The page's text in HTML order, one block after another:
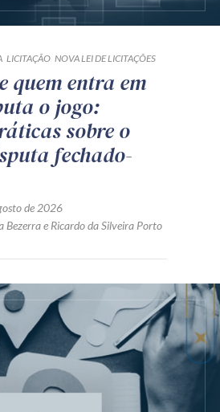
LICITAÇÃO NOVA LEI DE LICITAÇÕES
quem entra em
o jogo:
sobre o
fechado-
de 2026
Bezerrae Ricardo da Silveira Porto